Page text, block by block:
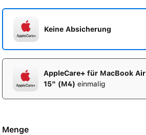
Keine Absicherung
AppleCare+ für MacBook Air
15" (M4) einmalig
Menge